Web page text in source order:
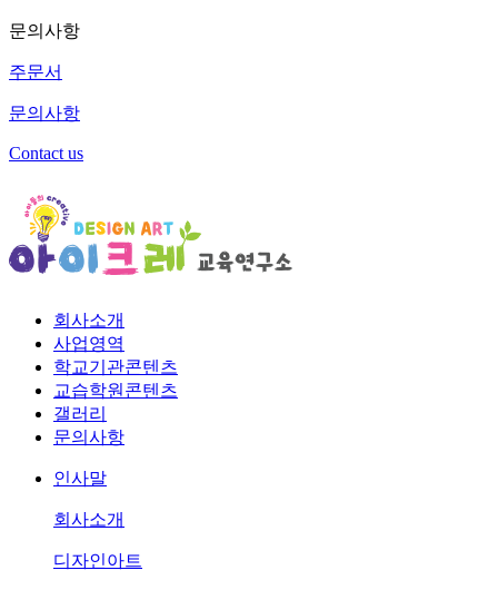
문의사항
주문서
문의사항
Contact us
회사소개
사업영역
학교기관콘텐츠
교습학원콘텐츠
갤러리
문의사항
인사말
회사소개
디자인아트